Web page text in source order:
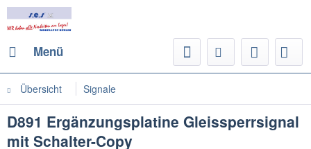
Menü
Übersicht Signale
D891 Ergänzungsplatine Gleissperrsignal
mit Schalter-Copy